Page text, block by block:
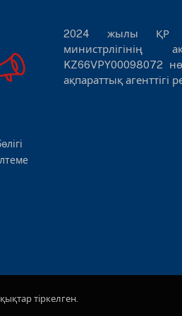
2024 жылы ҚР
KZ66VPY00098072
ақпараттық агенттігі
тіркелген.